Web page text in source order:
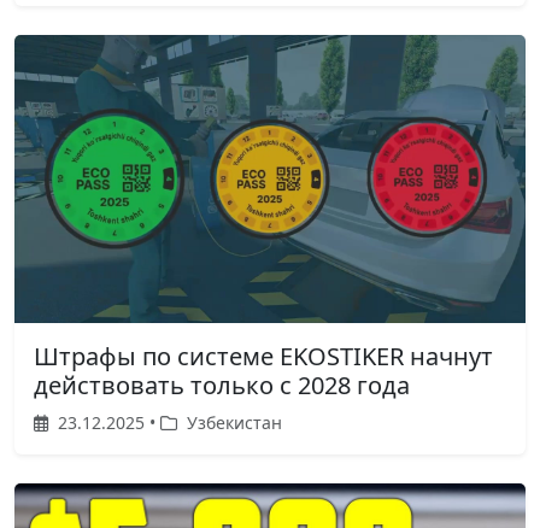
Штрафы по системе EKOSTIKER начнут
действовать только с 2028 года
23.12.2025 • Узбекистан